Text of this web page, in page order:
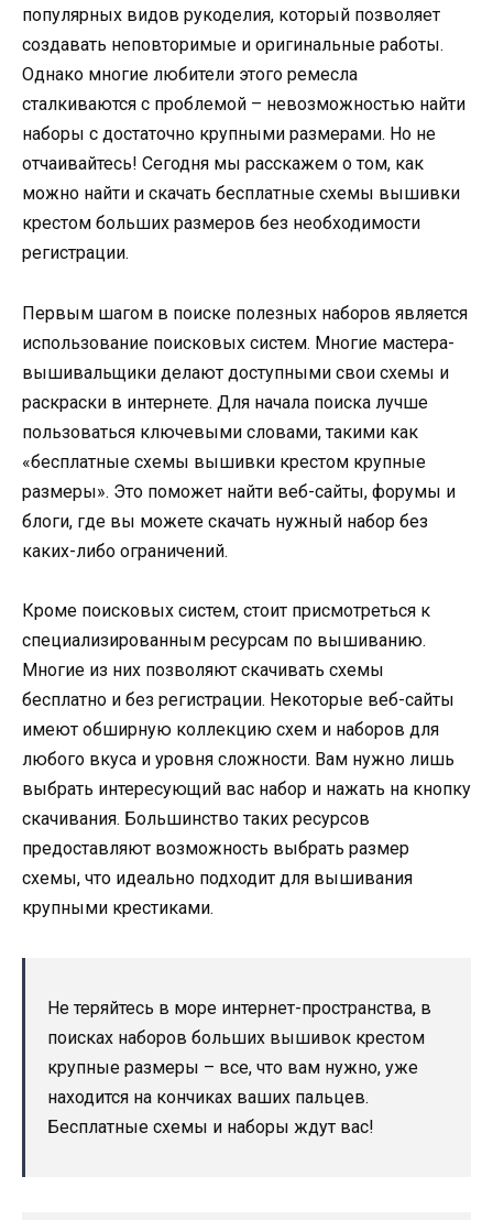
популярных видов рукоделия, который позволяет
создавать неповторимые и оригинальные работы.
Однако многие любители этого ремесла
сталкиваются с проблемой – невозможностью найти
наборы с достаточно крупными размерами. Но не
отчаивайтесь! Сегодня мы расскажем о том, как
можно найти и скачать бесплатные схемы вышивки
крестом больших размеров без необходимости
регистрации.
Первым шагом в поиске полезных наборов является
использование поисковых систем. Многие мастера-
вышивальщики делают доступными свои схемы и
раскраски в интернете. Для начала поиска лучше
пользоваться ключевыми словами, такими как
«бесплатные схемы вышивки крестом крупные
размеры». Это поможет найти веб-сайты, форумы и
блоги, где вы можете скачать нужный набор без
каких-либо ограничений.
Кроме поисковых систем, стоит присмотреться к
специализированным ресурсам по вышиванию.
Многие из них позволяют скачивать схемы
бесплатно и без регистрации. Некоторые веб-сайты
имеют обширную коллекцию схем и наборов для
любого вкуса и уровня сложности. Вам нужно лишь
выбрать интересующий вас набор и нажать на кнопку
скачивания. Большинство таких ресурсов
предоставляют возможность выбрать размер
схемы, что идеально подходит для вышивания
крупными крестиками.
Не теряйтесь в море интернет-пространства, в
поисках наборов больших вышивок крестом
крупные размеры – все, что вам нужно, уже
находится на кончиках ваших пальцев.
Бесплатные схемы и наборы ждут вас!